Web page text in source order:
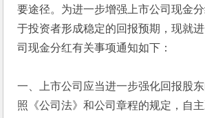
要途径。为进一步增强上市公司现金
于投资者形成稳定的回报预期，现就
司现金分红有关事项通知如下：
一、上市公司应当进一步强化回报股
照《公司法》和公司章程的规定，自